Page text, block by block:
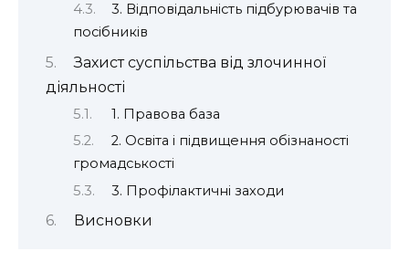
3. Відповідальність підбурювачів та
посібників
Захист суспільства від злочинної
діяльності
1. Правова база
2. Освіта і підвищення обізнаності
громадськості
3. Профілактичні заходи
Висновки